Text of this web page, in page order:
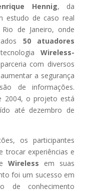
Hennig, da
estudo de caso real
de Janeiro, onde
50 atuadores
Wireless-
com diversos
a segurança
de informações.
2004, o projeto está
até dezembro de
os participantes
trocar experiências e
Wireless em suas
foi um sucesso em
de conhecimento